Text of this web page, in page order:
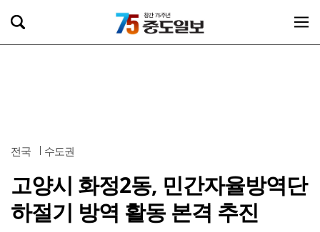
전국 수도권
고양시 화정2동, 민간자율방역단
하절기 방역 활동 본격 추진